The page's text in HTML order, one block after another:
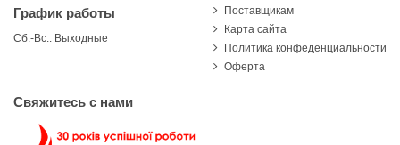
График работы
Сб.-Вс.: Выходные
Поставщикам
Карта сайта
Политика конфеденциальности
Оферта
Свяжитесь с нами